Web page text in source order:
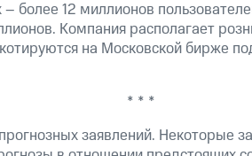
более 12 миллионов
Компания располагает
на Московской бирже
* * *
заявлений. Некоторые